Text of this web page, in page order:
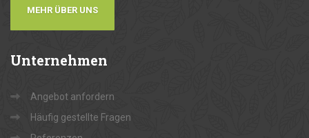
MEHR ÜBER UNS
Unternehmen
Angebot anfordern
Häufig gestellte Fragen